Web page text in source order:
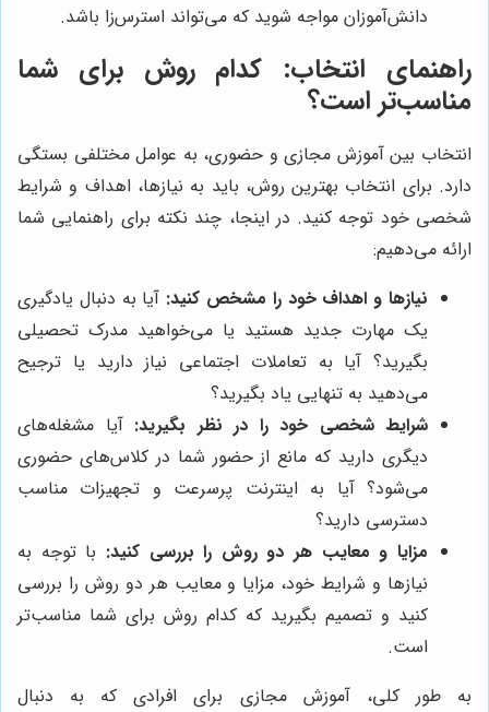
دانش‌آموزان مواجه شوید که می‌تواند استرس‌زا باشد.
راهنمای انتخاب: کدام روش برای شما
مناسب‌تر است؟
انتخاب بین آموزش مجازی و حضوری، به عوامل مختلفی بستگی
دارد. برای انتخاب بهترین روش، باید به نیازها، اهداف و شرایط
شخصی خود توجه کنید. در اینجا، چند نکته برای راهنمایی شما
ارائه می‌دهیم:
نیازها و اهداف خود را مشخص کنید: آیا به دنبال یادگیری
یک مهارت جدید هستید یا می‌خواهید مدرک تحصیلی
بگیرید؟ آیا به تعاملات اجتماعی نیاز دارید یا ترجیح
می‌دهید به تنهایی یاد بگیرید؟
شرایط شخصی خود را در نظر بگیرید: آیا مشغله‌های
دیگری دارید که مانع از حضور شما در کلاس‌های حضوری
می‌شود؟ آیا به اینترنت پرسرعت و تجهیزات مناسب
دسترسی دارید؟
مزایا و معایب هر دو روش را بررسی کنید: با توجه به
نیازها و شرایط خود، مزایا و معایب هر دو روش را بررسی
کنید و تصمیم بگیرید که کدام روش برای شما مناسب‌تر
است.
به طور کلی، آموزش مجازی برای افرادی که به دنبال